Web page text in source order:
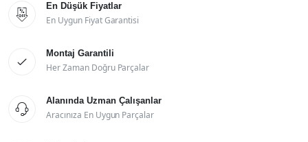

En Düşük Fiyatlar
En Uygun Fiyat Garantisi

Montaj Garantili
Her Zaman Doğru Parçalar

Alanında Uzman Çalışanlar
Aracınıza En Uygun Parçalar